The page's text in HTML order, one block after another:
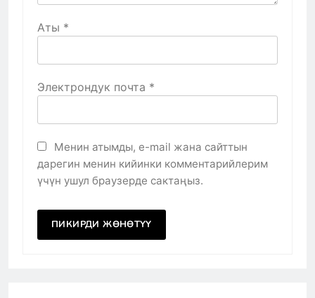
Аты *
Электрондук почта *
Менин атымды, e-mail жана сайттын
дарегин менин кийинки комментарийлерим
үчүн ушул браузерде сактаңыз.